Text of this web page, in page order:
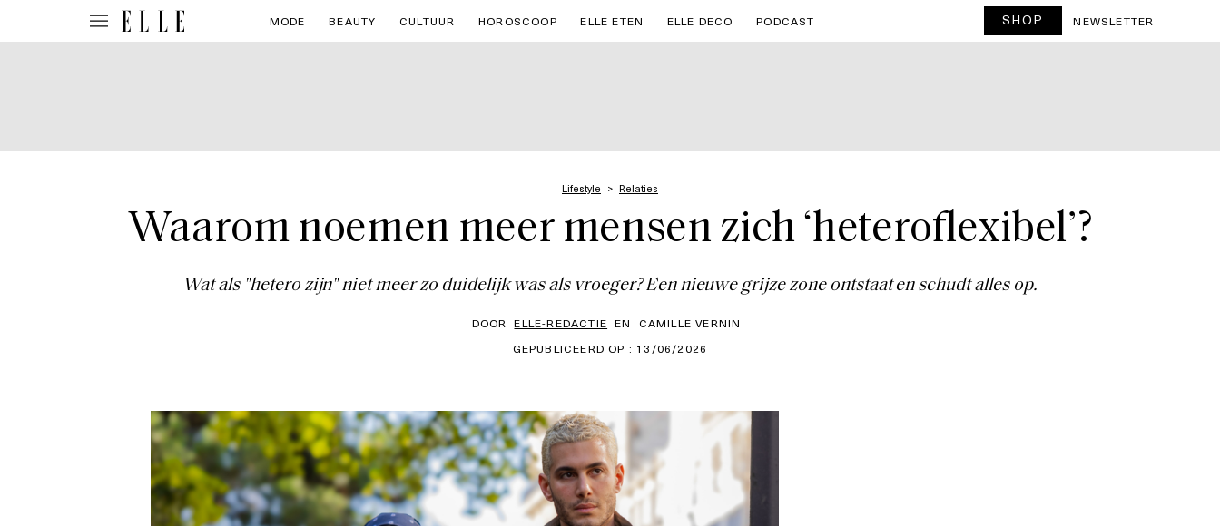
MODE BEAUTY CULTUUR HOROSCOOP ELLE ETEN ELLE DECO PODCAST SHOP NEWSLETTER
Lifestyle Relaties
Waarom noemen meer mensen zich ‘heteroflexibel’?
Wat als "hetero zijn" niet meer zo duidelijk was als vroeger? Een nieuwe grijze zone ontstaat en schudt alles op.
DOOR ELLE-REDACTIE EN
CAMILLE VERNIN
GEPUBLICEERD OP : 13/06/2026